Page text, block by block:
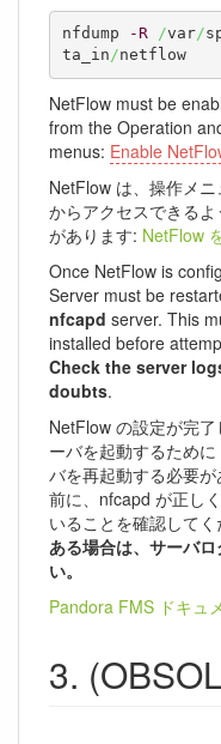
nfdump -R /var/
ta_in/netflow
NetFlow must be
from the Operation
menus: Enable
NetFlow は、操作メ
からアクセスできる
があります: NetFlow
Once NetFlow is
Server must be
nfcapd server. This
installed before
Check the server
doubts.
NetFlow の設定が完了
ーバを起動するため
バを再起動する必要
前に、nfcapd が正し
いることを確認してく
ある場合は、サーバ
い。
Pandora FMS ドキュ